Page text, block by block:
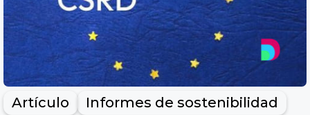
Artículo Informes de sostenibilidad